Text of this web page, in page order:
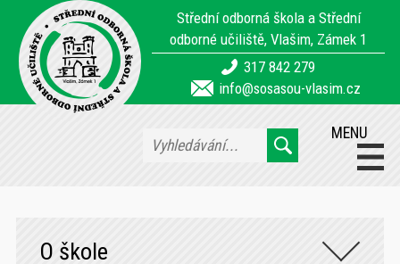
Střední odborná škola a Střední
odborné učiliště, Vlašim, Zámek 1
317 842 279
info@sosasou-vlasim.cz
MENU
O škole